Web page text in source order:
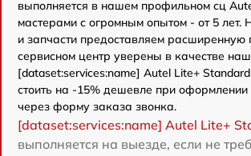
выполняется в нашем профильном сц
мастерами с огромным опытом - от 5 лет.
и запчасти предоставляем
сервисном центр уверены в качестве
[dataset:services:name] Autel Lite+
стоить на -15% дешевле при оформлении
через форму заказа звонка.
[dataset:services:name] Autel Lite+
выполняется на выезде, если не